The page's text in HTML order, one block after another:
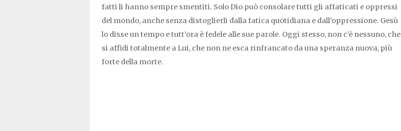
fatti li hanno sempre smentiti. Solo Dio può consolare tutti gli affaticati e oppressi
del mondo, anche senza distoglierli dalla fatica quotidiana e dall’oppressione. Gesù
lo disse un tempo e tutt’ora è fedele alle sue parole. Oggi stesso, non c’è nessuno, che
si affidi totalmente a Lui, che non ne esca rinfrancato da una speranza nuova, più
forte della morte.